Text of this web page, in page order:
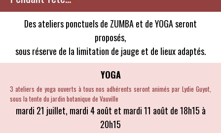
Des ateliers ponctuels de ZUMBA et de YOGA seront
proposés,
sous réserve de la limitation de jauge et de lieux adaptés.
YOGA
3 ateliers de yoga ouverts à tous nos adhérents seront animés par Lydie Guyot,
sous la tente du jardin botanique de Vauville
mardi 21 juillet, mardi 4 août et mardi 11 août de 18h15 à
20h15